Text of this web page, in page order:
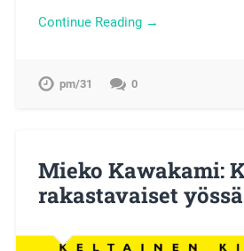
Continue Reading →
pm/31 0
Mieko Kawakami:
rakastavaiset yössä